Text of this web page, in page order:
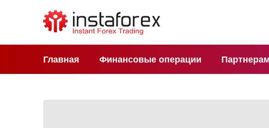
Главная Финансовые операции Партнерам